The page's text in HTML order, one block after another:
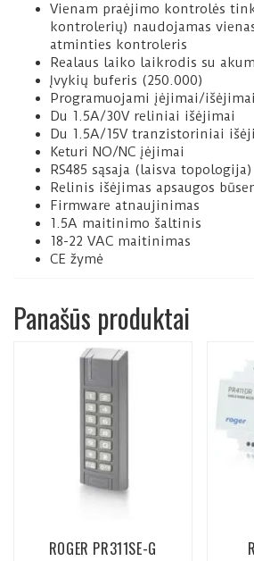
Vienam praėjimo kontrolės
kontrolerių) naudojamas vienas
atminties kontroleris
Realaus laiko laikrodis su
Įvykių buferis (250.000)
Programuojami įėjimai/išėjimai
Du 1.5A/30V reliniai išėjimai
Du 1.5A/15V tranzistoriniai
Keturi NO/NC įėjimai
RS485 sąsaja (laisva topologija)
Relinis išėjimas apsaugos
Firmware atnaujinimas
1.5A maitinimo šaltinis
18-22 VAC maitinimas
CE žymė
Panašūs produktai
ROGER PR311SE-G